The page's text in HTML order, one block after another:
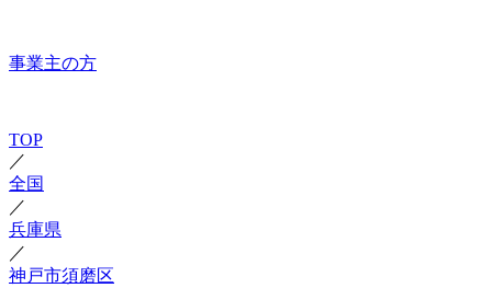
事業主の方
TOP
／
全国
／
兵庫県
／
神戸市須磨区